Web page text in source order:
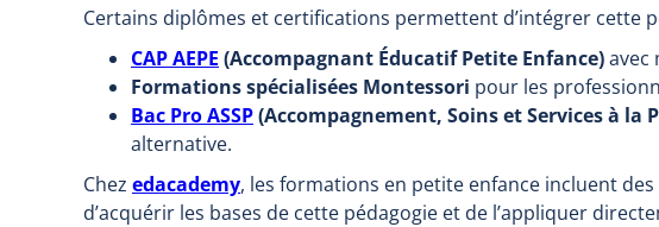
Certains diplômes et certifications permettent d’intégrer cette
CAP AEPE (Accompagnant Éducatif Petite Enfance)avec
Formations spécialisées Montessori pour les
Bac Pro ASSP(Accompagnement, Soins et Services à la
alternative.
Chez edacademy, les formations en petite enfance incluent des
d’acquérir les bases de cette pédagogie et de l’appliquer